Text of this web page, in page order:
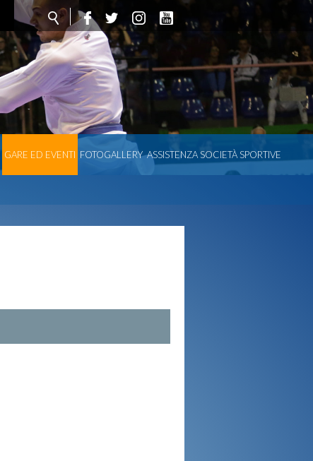
GARE ED EVENTI FOTOGALLERY ASSISTENZA SOCIETÀ SPORTIVE